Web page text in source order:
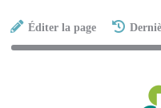
Éditer la page